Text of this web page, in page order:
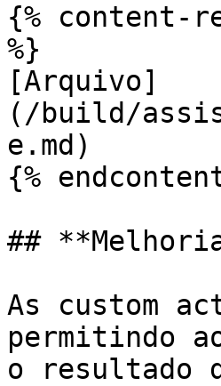
{% content-
%}
[Arquivo]
(/build/
e.md)
{%
##
As custom
permitindo
o resultado